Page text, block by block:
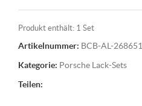
Produkt enthält: 1 Set
Artikelnummer: BCB-AL-268651
Kategorie: Porsche Lack-Sets
Teilen: